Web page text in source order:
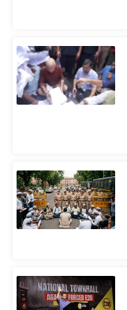
र
मि
सा
बे
मि
सा
ल
ख्सि
य